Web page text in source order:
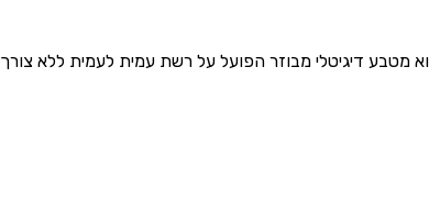
שהוצג ב-2009, הוא מטבע דיגיטלי מבוזר הפועל על רשת עמית לעמית